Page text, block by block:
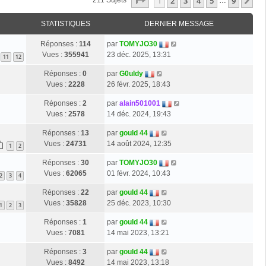
STATISTIQUES DERNIER MESSAGE
11 12
Réponses : 114
Vues : 355941
par TOMYJO30
23 déc. 2025, 13:31
Réponses : 0
Vues : 2228
par G0uldy
26 févr. 2025, 18:43
Réponses : 2
Vues : 2578
par alain501001
14 déc. 2024, 19:43
1 2
Réponses : 13
Vues : 24731
par gould 44
14 août 2024, 12:35
2 3 4
Réponses : 30
Vues : 62065
par TOMYJO30
01 févr. 2024, 10:43
1 2 3
Réponses : 22
Vues : 35828
par gould 44
25 déc. 2023, 10:30
Réponses : 1
Vues : 7081
par gould 44
14 mai 2023, 13:21
Réponses : 3
Vues : 8492
par gould 44
14 mai 2023, 13:18